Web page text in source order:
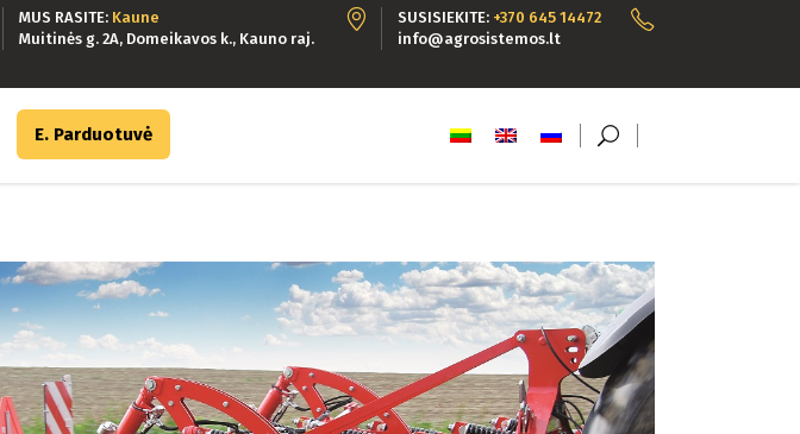
MUS RASITE: Kaune
Muitinės g. 2A, Domeikavos k., Kauno raj.
SUSISIEKITE: +370 645 14472
info@agrosistemos.lt
E. Parduotuvė